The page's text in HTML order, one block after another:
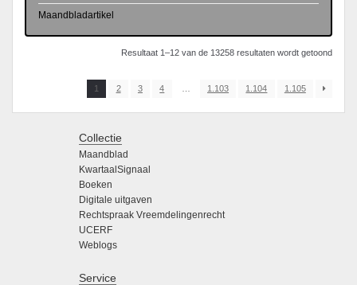
Maandbladartikel
Resultaat 1–12 van de 13258 resultaten wordt getoond
1 2 3 4 1.103 1.104 1.105
Collectie
Maandblad
KwartaalSignaal
Boeken
Digitale uitgaven
Rechtspraak Vreemdelingenrecht
UCERF
Weblogs
Service